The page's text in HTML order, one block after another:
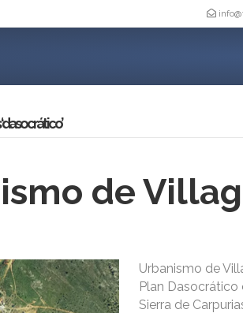
de
Urbanismo de
Plan
Sierra de